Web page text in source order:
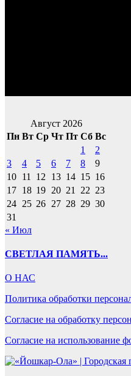
Август 2026
Пн Вт Ср Чт Пт Сб Вс
1
2
3
4 5 6 7 8
9
10 11 12 13 14 15 16
17 18 19 20 21 22 23
24 25 26 27 28 29 30
31
« Июл
СВЕТЛАЯ ПАМЯТЬ...
О НАС
Политика обработки
Согласие на обработку
Согласие на использование